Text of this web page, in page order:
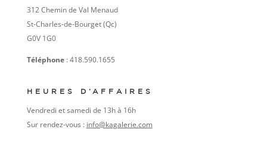
312 Chemin de Val Menaud
St-Charles-de-Bourget (Qc)
G0V 1G0
Téléphone : 418.590.1655
HEURES D’AFFAIRES
Vendredi et samedi de 13h à 16h
Sur rendez-vous : info@kagalerie.com